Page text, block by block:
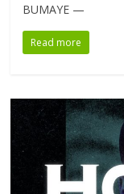
BUMAYE —
Read more